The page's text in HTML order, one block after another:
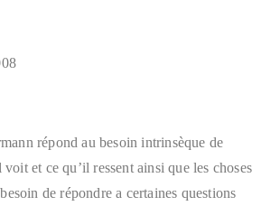
répond au besoin intrinsèque de
et ce qu’il ressent ainsi que les choses
de répondre a certaines questions